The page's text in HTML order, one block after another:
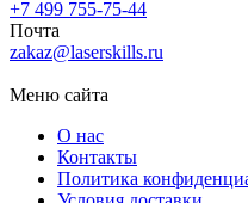
+7 499 755-75-44
Почта
zakaz@laserskills.ru
Меню сайта
О нас
Контакты
Политика